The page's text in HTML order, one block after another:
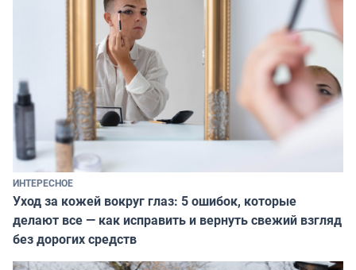
ИНТЕРЕСНОЕ
Уход за кожей вокруг глаз: 5 ошибок, которые
делают все — как исправить и вернуть свежий взгляд
без дорогих средств